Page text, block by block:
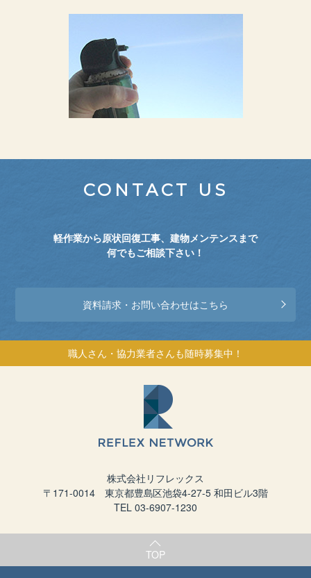
CONTACT US
軽作業から原状回復工事、建物メンテンスまで
何でもご相談下さい！
資料請求・お問い合わせはこちら
職人さん・協力業者さんも随時募集中！
株式会社リフレックス
〒171-0014 東京都豊島区池袋4-27-5 和田ビル3階
TEL 03-6907-1230
TOP